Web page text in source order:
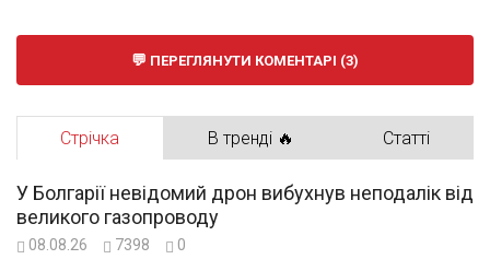
ПЕРЕГЛЯНУТИ КОМЕНТАРІ (3)
Стрічка В тренді 🔥 Статті
У Болгарії невідомий дрон вибухнув неподалік від
великого газопроводу
08.08.26 7398 0